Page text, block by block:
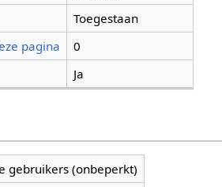
Toegestaan
pagina
0
Ja
gebruikers (onbeperkt)